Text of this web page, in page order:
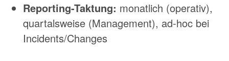
Reporting-Taktung: monatlich (operativ),
quartalsweise (Management), ad-hoc bei
Incidents/Changes